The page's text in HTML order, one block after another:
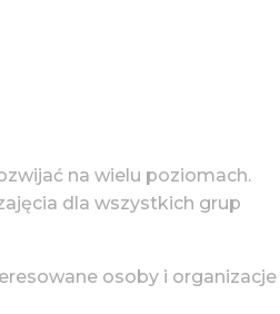
na wielu poziomach.
dla wszystkich grup
osoby i organizacje